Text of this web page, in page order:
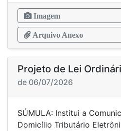
Imagem
Arquivo Anexo
Projeto de Lei
de 06/07/2026
SÚMULA: Institui a
Domicílio Tributário